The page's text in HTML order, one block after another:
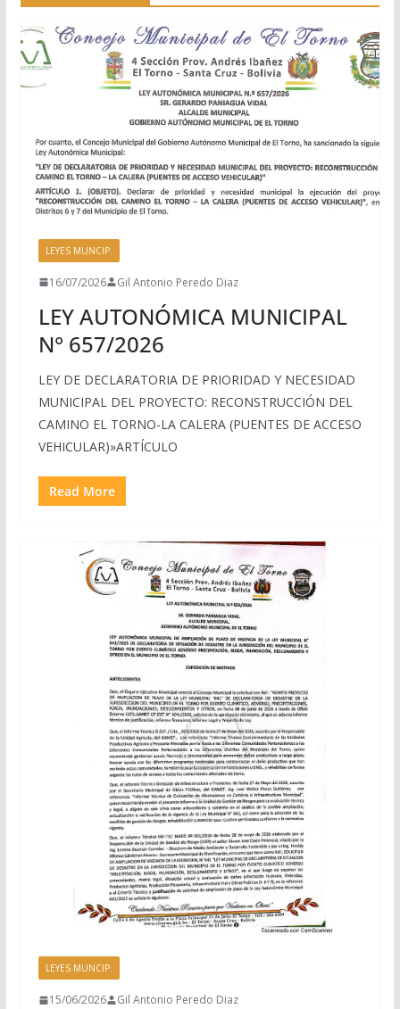
LEYES MUNCIP.
16/07/2026 Gil Antonio Peredo Diaz
LEY AUTONÓMICA MUNICIPAL
N° 657/2026
LEY DE DECLARATORIA DE PRIORIDAD Y NECESIDAD
MUNICIPAL DEL PROYECTO: RECONSTRUCCIÓN DEL
CAMINO EL TORNO-LA CALERA (PUENTES DE ACCESO
VEHICULAR)»ARTÍCULO
Read More
LEYES MUNCIP.
15/06/2026 Gil Antonio Peredo Diaz